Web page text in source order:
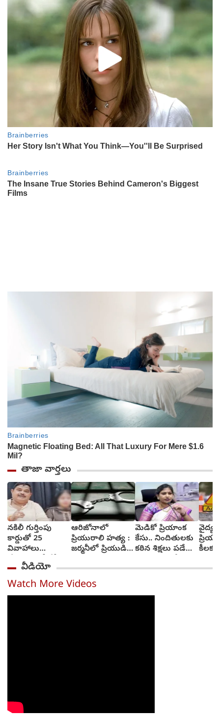
తాజా వార్తలు
నకిలీ గుర్తింపు
కార్డుతో 25
వివాహాలు
చేసుకున్న బీజేపీ
ఎమ్మెల్యే అల్లుడు
ఆరిజోనాలో
ప్రియురాలి హత్య :
జర్మనీలో ప్రియుడి
మెడికో ప్రియాంక
కేసు.. నిందితులకు
కఠిన శిక్షలు పడేలా
మంత్రి అనిత
వైద్య
కీలక
వీడియో
Watch More Videos